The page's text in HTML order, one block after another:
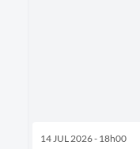
14 JUL 2026 - 18h00